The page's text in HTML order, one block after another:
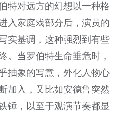
特对远方的幻想以一种格
入家庭戏部分后，演员的
实基调，这种强烈到有些
。当罗伯特生命垂危时，
抽象的写意，外化人物心
加入，又比如安德鲁突然
锤，以至于观演节奏都显